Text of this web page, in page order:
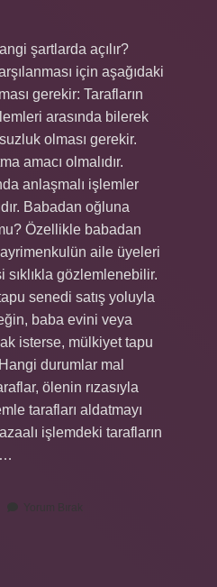
şartlarda açılır?
için aşağıdaki
gerekir: Tarafların
arasında bilerek
olması gerekir.
amacı olmalıdır.
anlaşmalı işlemler
Babadan oğluna
Özellikle babadan
aile üyeleri
sıklıkla gözlemlenebilir.
senedi satış yoluyla
baba evini veya
isterse, mülkiyet tapu
durumlar mal
ölenin rızasıyla
tarafları aldatmayı
işlemdeki tarafların
Yorum Bırak